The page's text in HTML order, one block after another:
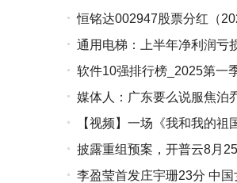
恒铭达002947股票分红（
通用电梯：上半年净利润亏
软件10强排行榜_2025第一
媒体人：广东要么说服焦泊
【视频】一场《我和我的祖
披露重组预案，开普云8月
李盈莹首发庄宇珊23分 中国